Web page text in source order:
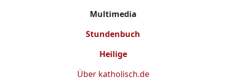
Multimedia
Stundenbuch
Heilige
Über katholisch.de